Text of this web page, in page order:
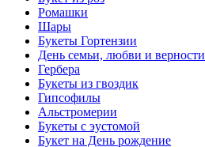
Ромашки
Шары
Букеты Гортензии
День семьи, любви и верности
Гербера
Букеты из гвоздик
Гипсофилы
Альстромерии
Букеты с эустомой
Букет на День рождение